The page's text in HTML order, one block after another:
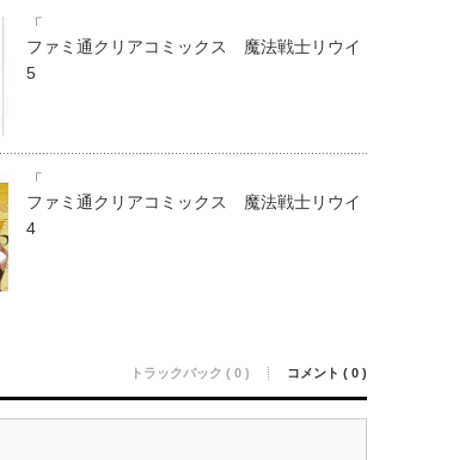
「
ファミ通クリアコミックス 魔法戦士リウイ
5
「
ファミ通クリアコミックス 魔法戦士リウイ
4
トラックバック ( 0 ) コメント ( 0 )